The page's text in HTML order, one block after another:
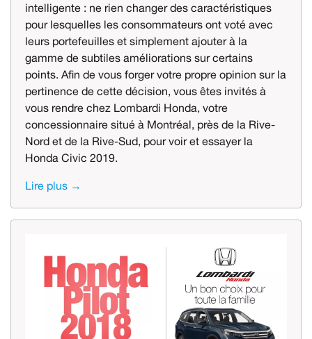
intelligente : ne rien changer des caractéristiques
pour lesquelles les consommateurs ont voté avec
leurs portefeuilles et simplement ajouter à la
gamme de subtiles améliorations sur certains
points. Afin de vous forger votre propre opinion sur la
pertinence de cette décision, vous êtes invités à
vous rendre chez Lombardi Honda, votre
concessionnaire situé à Montréal, près de la Rive-
Nord et de la Rive-Sud, pour voir et essayer la
Honda Civic 2019.
Lire plus →